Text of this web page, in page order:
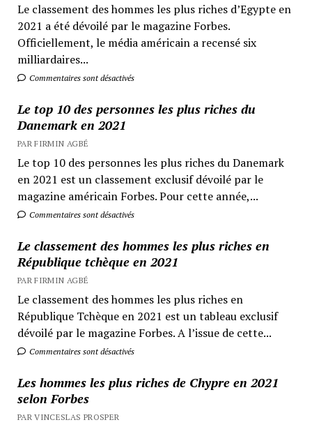
Le classement des hommes les plus riches d’Egypte en
2021 a été dévoilé par le magazine Forbes.
Officiellement, le média américain a recensé six
milliardaires...
Commentaires sont désactivés
Le top 10 des personnes les plus riches du
Danemark en 2021
PAR FIRMIN AGBÉ
Le top 10 des personnes les plus riches du Danemark
en 2021 est un classement exclusif dévoilé par le
magazine américain Forbes. Pour cette année,...
Commentaires sont désactivés
Le classement des hommes les plus riches en
République tchèque en 2021
PAR FIRMIN AGBÉ
Le classement des hommes les plus riches en
République Tchèque en 2021 est un tableau exclusif
dévoilé par le magazine Forbes. A l’issue de cette...
Commentaires sont désactivés
Les hommes les plus riches de Chypre en 2021
selon Forbes
PAR VINCESLAS PROSPER